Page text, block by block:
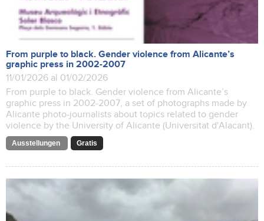
From purple to black. Gender violence from Alicante’s
graphic press in 2002-2007
11/01/2026 al 01/02/2026
From purple to black. Gender violence from Alicante’s
graphic press in 2002-2007, a set of photographs made by
Alicante photo-journalists about topics related to gender
violence by the University of Alicante (Universitat d'Alacant).
Ausstellungen Gratis